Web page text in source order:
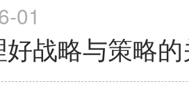
01
战略与策略